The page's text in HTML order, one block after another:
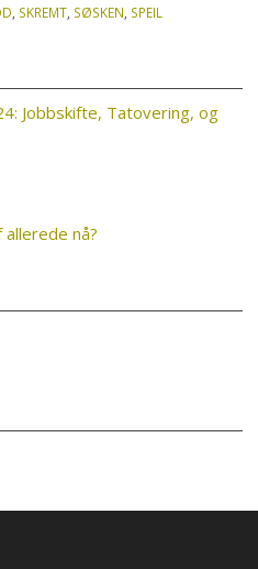
SKREMT SØSKEN SPEIL
Jobbskifte, Tatovering, og
nå?